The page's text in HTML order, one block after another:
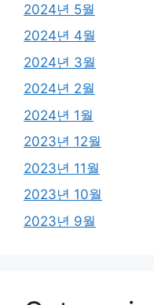
2024년 5월
2024년 4월
2024년 3월
2024년 2월
2024년 1월
2023년 12월
2023년 11월
2023년 10월
2023년 9월